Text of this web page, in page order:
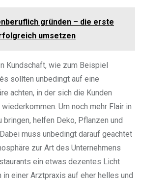
gründen – die erste
umsetzen
Kundschaft, wie zum Beispiel
sollten unbedingt auf eine
achten, in der sich die Kunden
Um noch mehr Flair in
helfen Deko, Pflanzen und
muss unbedingt darauf geachtet
zur Art des Unternehmens
ein etwas dezentes Licht
einer Arztpraxis auf eher helles und